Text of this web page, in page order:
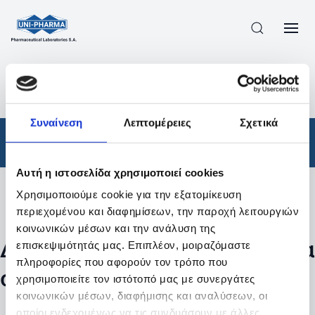
Συναίνεση Λεπτομέρειες Σχετικά
Αυτή η ιστοσελίδα χρησιμοποιεί cookies
Χρησιμοποιούμε cookie για την εξατομίκευση
περιεχομένου και διαφημίσεων, την παροχή λειτουργιών
κοινωνικών μέσων και την ανάλυση της
επισκεψιμότητάς μας. Επιπλέον, μοιραζόμαστε
πληροφορίες που αφορούν τον τρόπο που
χρησιμοποιείτε τον ιστότοπό μας με συνεργάτες
κοινωνικών μέσων, διαφήμισης και αναλύσεων, οι
οποίοι ενδεχομένως να τις συνδυάσουν με άλλες
ΠΡΟΪΟΝΤΑ
ΑΠΟΤΕΛΕΣΜΑΤΑ ΑΝΑΖΗΤΗΣΗΣ
Φάρμακα
Φίλτρα
Δεν βρέθηκαν προϊόντα με τα
συγκεκριμένα φίλτρα